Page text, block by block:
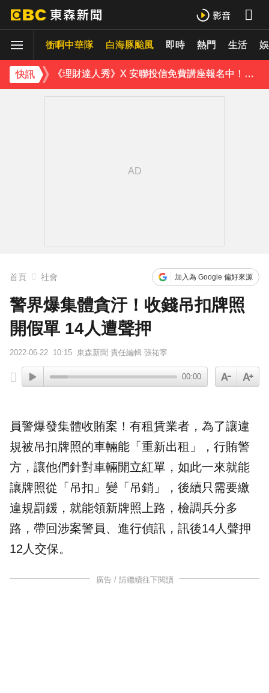
衝啊中華隊 白海豚颱風 即時 熱門 生活
快訊
下載東森App，隨時掌握天下大小事！
首頁 社會 加入為 Google 偏好來源
警界爆集體貪汙！收錢吊扣牌照
開假單 14人遭聲押
2022-06-22 10:15 東森新聞 責任編輯 張祐寧
00:00
員警爆發集體收賄案！有租賃業者 ，為了讓違
規被吊扣牌照的車輛能「重新出租」，行賄警
方，讓他們針對車輛開立紅單，如此一來就能
讓牌照從「吊扣」變「吊銷」，後續只需要繳
違規罰鍰，就能領新牌照上路，檢調兵分多
路，帶回涉案警員、進行偵訊，訊後14人聲押
12人交保。
廣告 / 請繼續往下閱讀